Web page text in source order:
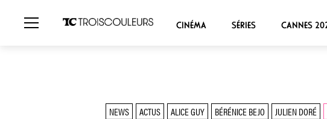
CINÉMA SÉRIES CANNES
NEWS ACTUS ALICE GUY BÉRÉNICE BEJO JULIEN DORÉ